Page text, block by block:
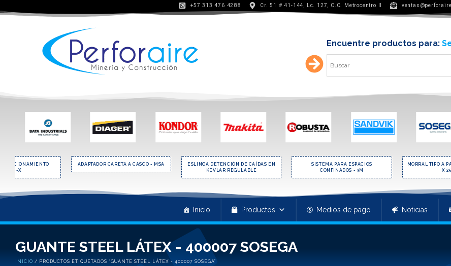
+57 313 476 4288 Cr. 51 # 41-144, Lc. 127, C.C. Metrocentro II
Encuentre productos para:
POSICIONAMIENTO
CSA45I-X
ADAPTADOR CARETA A CASCO - MSA
ESLINGA DETENCIÓN DE CAÍDAS EN
KEVLAR REGULABLE
SISTEMA PARA ESPACIOS
CONFINADOS - 3M
MORRAL TIPO A
X
Inicio Productos Medios de pago Noticias
GUANTE STEEL LÁTEX - 400007 SOSEGA
INICIO / PRODUCTOS ETIQUETADOS “GUANTE STEEL LÁTEX - 400007 SOSEGA”